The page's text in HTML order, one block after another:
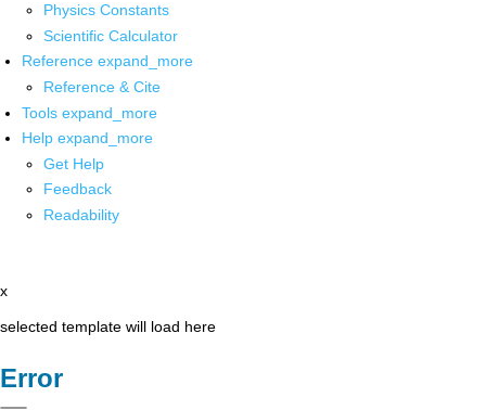
Physics Constants
Scientific Calculator
Reference expand_more
Reference & Cite
Tools expand_more
Help expand_more
Get Help
Feedback
Readability
x
selected template will load here
Error